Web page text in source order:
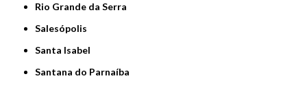
Rio Grande da Serra
Salesópolis
Santa Isabel
Santana do Parnaíba